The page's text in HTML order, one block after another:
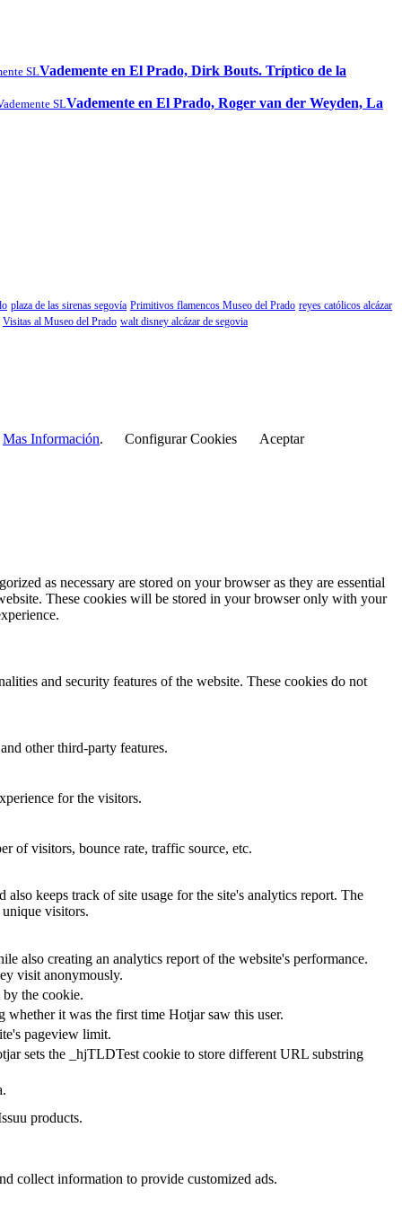
SLVademente en El Prado, Dirk Bouts. Tríptico de la
SLVademente en El Prado, Roger van der Weyden, La
plaza de las sirenas segovía Primitivos flamencos Museo del Prado reyes católicos alcázar
Visitas al Museo del Prado walt disney alcázar de segovia
Mas Información. Configurar Cookies Aceptar
as necessary are stored on your browser as they are essential
These cookies will be stored in your browser only with your
and security features of the website. These cookies do not
other third-party features.
for the visitors.
of visitors, bounce rate, traffic source, etc.
keeps track of site usage for the site's analytics report. The
visitors.
also creating an analytics report of the website's performance.
visit anonymously.
by the cookie.
whether it was the first time Hotjar saw this user.
pageview limit.
sets the _hjTLDTest cookie to store different URL substring
products.
collect information to provide customized ads.